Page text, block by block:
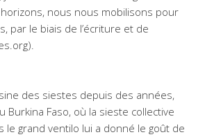
nous nous mobilisons pour
par le biais de l’écriture et de
des siestes depuis des années,
Burkina Faso, où la sieste collective
le grand ventilo lui a donné le goût de